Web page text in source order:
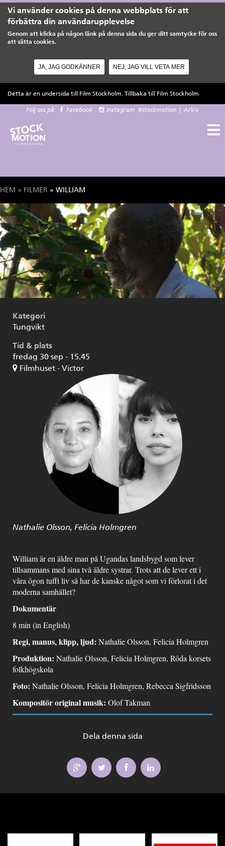
Vi använder cookies på denna webbplats för att
förbättra din användarupplevelse
Genom att klicka på någon länk på denna sida du ger ditt samtycke för oss
att sätta cookies.
JA, JAG GODKÄNNER NEJ, JAG VILL VETA MER
Detta är en undersida till Film Stockholm. Tillbaka till Film Stockholm
Följ oss på: Facebook Instagram #stockmotion Arkiv
Du är här
HEM » FILMER » WILLIAM
Kategori
Tungvikt
Tid & plats
fredag 30 sep - 15.45
Filmhuset - Victor
Nathalie Olsson, Felicia Holmgren
William är en äldre man på Ugandas landsbygd som lever
tillsammans med sina två äldre systrar. Trots att de lever ett i
våra ögon tufft liv så har de kanske något som vi förlorat i det
moderna samhället?
Dokumentär
8 min (in English)
Regi, manus, klipp, ljud: Nathalie Olsson, Felicia Holmgren
Produktion: Nathalie Olsson, Felicia Holmgren, Röda korsets
folkhögskola
Foto: Nathalie Olsson, Felicia Holmgren, Rebecca Sigfridsson
Kompositör original musik: Olof Takman
Dela denna sida